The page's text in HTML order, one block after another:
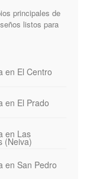
principales de
listos para
en El Centro
en El Prado
en Las
(Neiva)
en San Pedro